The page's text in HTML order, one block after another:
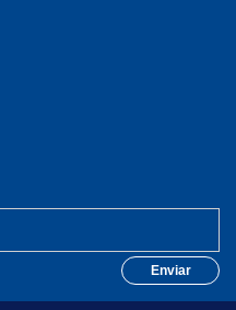
Enviar